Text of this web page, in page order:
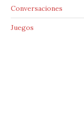
Conversaciones
Juegos